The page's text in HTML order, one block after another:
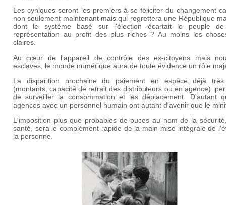
Les cyniques seront les premiers à se féliciter du changement
non seulement maintenant mais qui regrettera une République
dont le système basé sur l'élection écartait le peuple
représentation au profit des plus riches ? Au moins les
claires.
Au cœur de l'appareil de contrôle des ex-citoyens mais
esclaves, le monde numérique aura de toute évidence un rôle
La disparition prochaine du paiement en espèce déjà
(montants, capacité de retrait des distributeurs ou en agence)
de surveiller la consommation et les déplacement. D'autant
agences avec un personnel humain ont autant d'avenir que le
L'imposition plus que probables de puces au nom de la
santé, sera le complément rapide de la main mise intégrale de
la personne.